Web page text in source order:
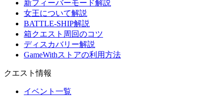
新フィーバーモード解説
女王について解説
BATTLE-SHIP解説
箱クエスト周回のコツ
ディスカバリー解説
GameWithストアの利用方法
クエスト情報
イベント一覧